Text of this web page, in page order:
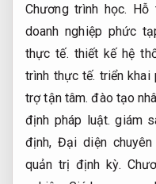
Chương trình học. Hỗ
doanh nghiệp phức
thực tế. thiết kế hệ
trình thực tế. triển khai
trợ tận tâm. đào tạo
định pháp luật. giám
định,Đại diện chuyên
quản trị định kỳ.